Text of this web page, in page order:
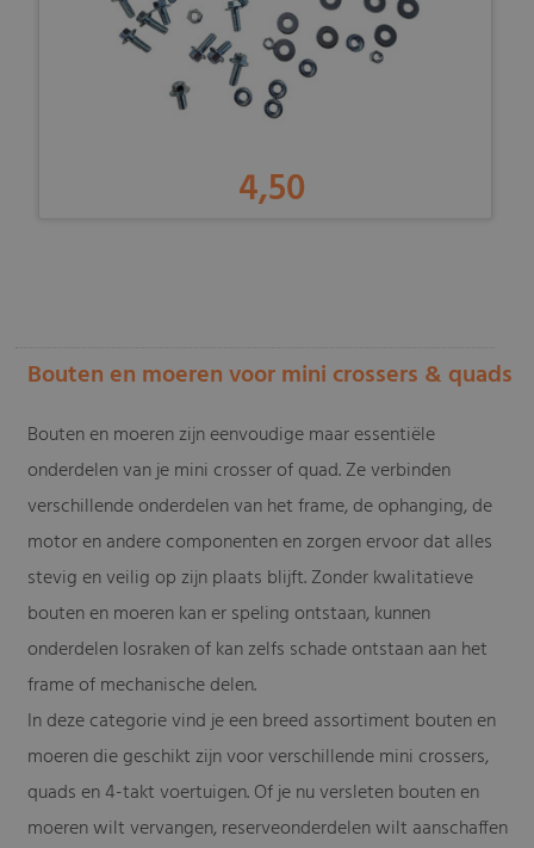
4,50
Bouten en moeren voor mini crossers & quads
Bouten en moeren zijn eenvoudige maar essentiële
onderdelen van je mini crosser of quad. Ze verbinden
verschillende onderdelen van het frame, de ophanging, de
motor en andere componenten en zorgen ervoor dat alles
stevig en veilig op zijn plaats blijft. Zonder kwalitatieve
bouten en moeren kan er speling ontstaan, kunnen
onderdelen losraken of kan zelfs schade ontstaan aan het
frame of mechanische delen.
In deze categorie vind je een breed assortiment bouten en
moeren die geschikt zijn voor verschillende mini crossers,
quads en 4-takt voertuigen. Of je nu versleten bouten en
moeren wilt vervangen, reserveonderdelen wilt aanschaffen